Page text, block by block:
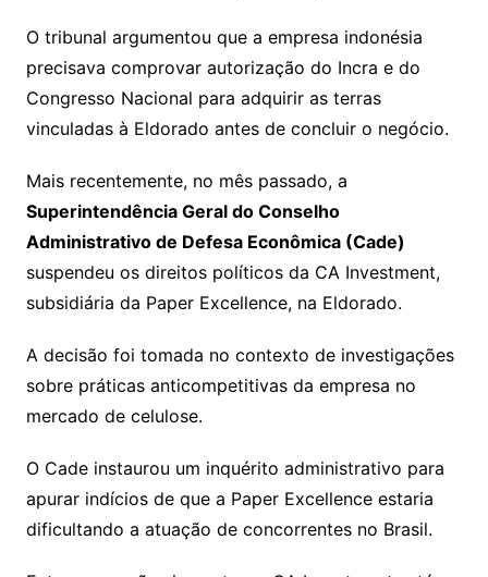
O tribunal argumentou que a empresa indonésia
precisava comprovar autorização do Incra e do
Congresso Nacional para adquirir as terras
vinculadas à Eldorado antes de concluir o negócio.
Mais recentemente, no mês passado, a
Superintendência Geral do Conselho
Administrativo de Defesa Econômica (Cade)
suspendeu os direitos políticos da CA Investment,
subsidiária da Paper Excellence, na Eldorado.
A decisão foi tomada no contexto de investigações
sobre práticas anticompetitivas da empresa no
mercado de celulose.
O Cade instaurou um inquérito administrativo para
apurar indícios de que a Paper Excellence estaria
dificultando a atuação de concorrentes no Brasil.